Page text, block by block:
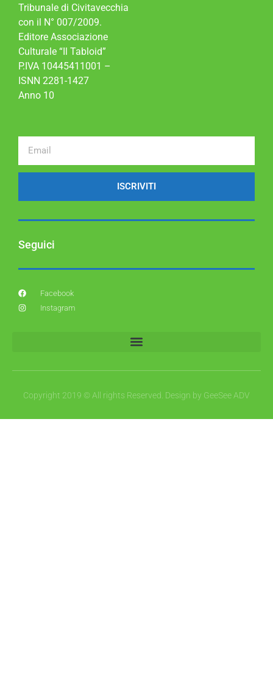
Tribunale di Civitavecchia
con il N° 007/2009.
Editore Associazione
Culturale “Il Tabloid”
P.IVA 10445411001 –
ISNN 2281-1427
Anno 10
ISCRIVITI
Seguici
Facebook
Instagram
Copyright 2019 © All rights Reserved. Design by GeeSee ADV